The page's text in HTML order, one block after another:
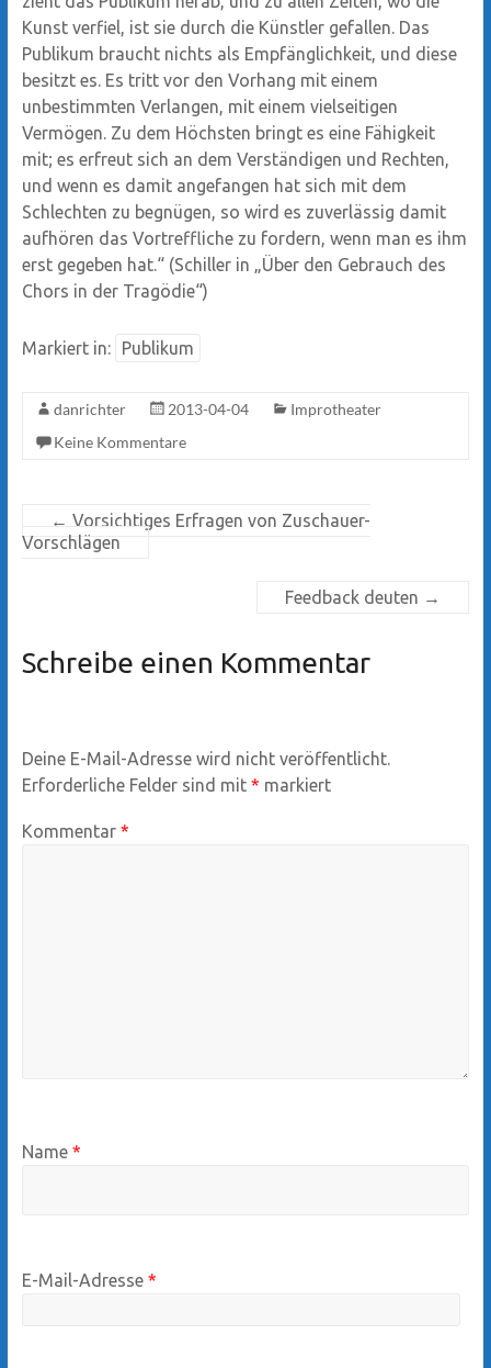
Kunst verfiel, ist sie durch die Künstler gefallen. Das
Publikum braucht nichts als Empfänglichkeit, und diese
besitzt es. Es tritt vor den Vorhang mit einem
unbestimmten Verlangen, mit einem vielseitigen
Vermögen. Zu dem Höchsten bringt es eine Fähigkeit
mit; es erfreut sich an dem Verständigen und Rechten,
und wenn es damit angefangen hat sich mit dem
Schlechten zu begnügen, so wird es zuverlässig damit
aufhören das Vortreffliche zu fordern, wenn man es ihm
erst gegeben hat.“ (Schiller in „Über den Gebrauch des
Chors in der Tragödie“)
Markiert in: Publikum
danrichter 2013-04-04
Improtheater
Keine Kommentare
← Vorsichtiges Erfragen von Zuschauer-
Vorschlägen
Feedback deuten →
Schreibe einen Kommentar
Deine E-Mail-Adresse wird nicht veröffentlicht.
Erforderliche Felder sind mit * markiert
Kommentar *
Name *
E-Mail-Adresse *